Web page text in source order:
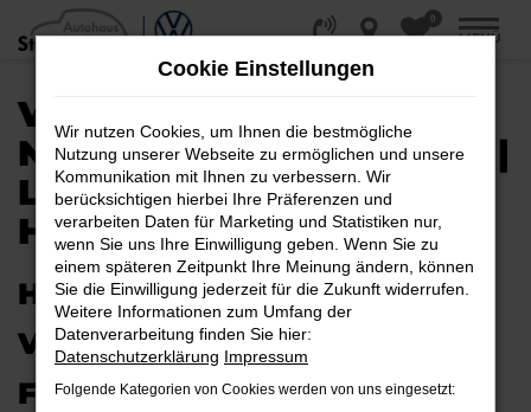
Zum
Hauptinhalt
0
MENÜ
VW T-ROC EU-
NEUWAGEN / REIMPORT |
LIEFERSERVICE NACH
HANNOVER
HERAUSRAGENDE QUALITÄT:
VW T-ROC EU-NEUWAGEN
FÜR HANNOVER
Cookie Einstellungen
Wir nutzen Cookies, um Ihnen die bestmögliche
Nutzung unserer Webseite zu ermöglichen und unsere
Kommunikation mit Ihnen zu verbessern. Wir
berücksichtigen hierbei Ihre Präferenzen und
verarbeiten Daten für Marketing und Statistiken nur,
wenn Sie uns Ihre Einwilligung geben. Wenn Sie zu
einem späteren Zeitpunkt Ihre Meinung ändern, können
Sie die Einwilligung jederzeit für die Zukunft widerrufen.
Weitere Informationen zum Umfang der
Datenverarbeitung finden Sie hier:
Datenschutzerklärung Impressum
Folgende Kategorien von Cookies werden von uns eingesetzt: